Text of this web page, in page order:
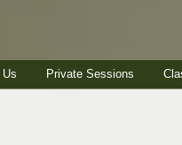
Private Sessions